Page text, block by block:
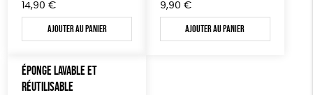
14,90 €
Ajouter au panier
9,90 €
Ajouter au panier
ÉPONGE LAVABLE ET
RÉUTILISABLE